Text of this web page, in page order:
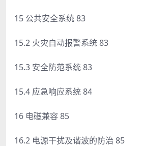
15 公共安全系统 83
15.2 火灾自动报警系统 83
15.3 安全防范系统 83
15.4 应急响应系统 84
16 电磁兼容 85
16.2 电源干扰及谐波的防治 85